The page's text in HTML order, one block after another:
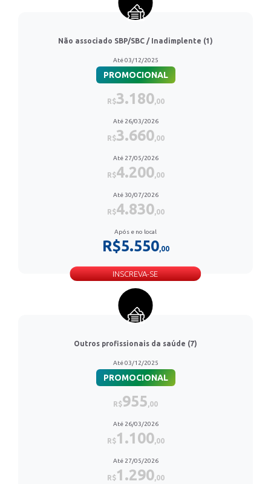
Não associado SBP/SBC / Inadimplente (1)
Até 03/12/2025
PROMOCIONAL
R$3.180,00
Até 26/03/2026
R$3.660,00
Até 27/05/2026
R$4.200,00
Até 30/07/2026
R$4.830,00
Após e no local
R$5.550,00
INSCREVA-SE
Outros profissionais da saúde (7)
Até 03/12/2025
PROMOCIONAL
R$955,00
Até 26/03/2026
R$1.100,00
Até 27/05/2026
R$1.290,00